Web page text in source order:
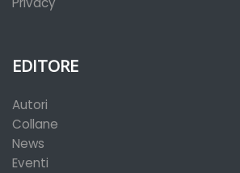
EDITORE
Autori
Collane
News
Eventi